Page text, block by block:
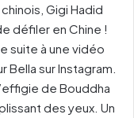
Gigi Hadid
défiler en Chine !
suite à une vidéo
sur Instagram.
de Bouddha
des yeux. Un